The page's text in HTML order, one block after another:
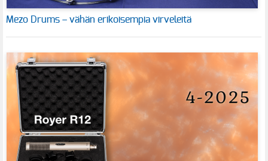
Mezo Drums – vähän erikoisempia virveleitä